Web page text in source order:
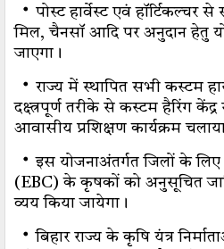
・ पोस्ट हार्वेस्ट एवं हॉर्टिकल्चर
मिल, चैनसॉ आदि पर अनुदान हेतु
जाएगा।
・ राज्य में स्थापित सभी कस्टम
दक्ष्त्रपूर्ण तरीके से कस्टम हैरिंग
आवासीय प्रशिक्षण कार्यक्रम
・इस योजनाअंतर्गत जिलों के
(EBC) के कृषकों को अनुसूचित
व्यय किया जायेगा।
・बिहार राज्य के कृषि यंत्र